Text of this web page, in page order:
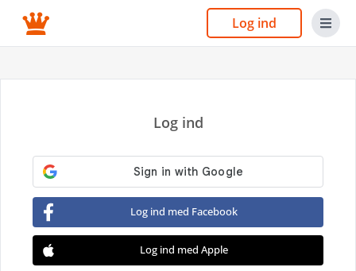
Log ind
Log ind
Log ind med Facebook
Log ind med Apple